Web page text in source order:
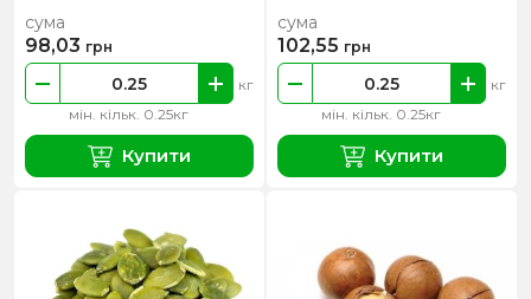
мін. кільк. 0.25кг
кг
сума
98,03 грн
Купити
мін. кільк. 0.25кг
кг
сума
102,55 грн
Купити